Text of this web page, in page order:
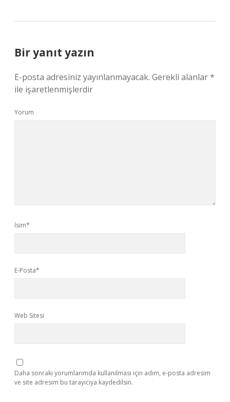
Bir yanıt yazın
E-posta adresiniz yayınlanmayacak. Gerekli alanlar*
ile işaretlenmişlerdir
Yorum
İsim*
E-Posta*
Web Sitesi
Daha sonraki yorumlarımda kullanılması için adım, e-posta adresim
ve site adresim bu tarayıcıya kaydedilsin.